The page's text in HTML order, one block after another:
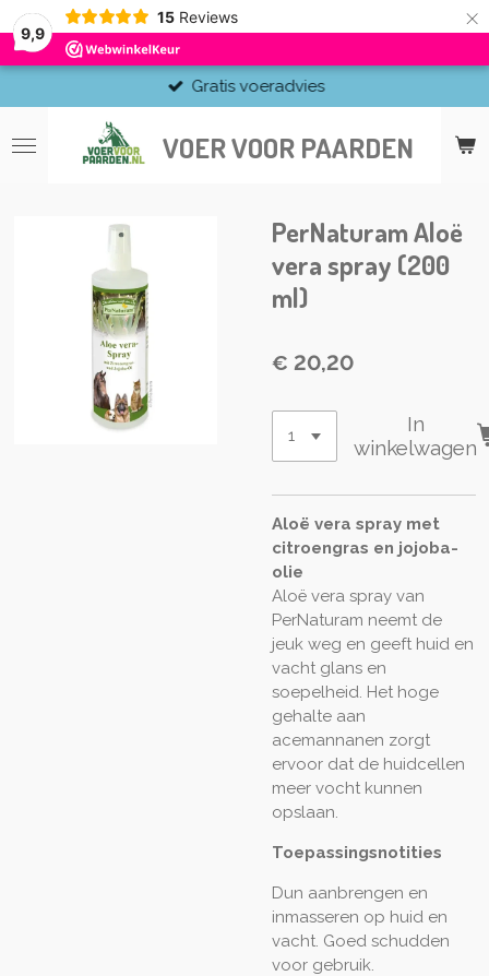
9,9
15 Reviews ×
VOER VOOR PAARDEN
Gratis voeradvies
PerNaturam Aloë
vera spray (200
ml)
€ 20,20
In
winkelwagen
Aloë vera spray met
citroengras en jojoba-
olie
Aloë vera spray van
PerNaturam neemt de
jeuk weg en geeft huid en
vacht glans en
soepelheid. Het hoge
gehalte aan
acemannanen zorgt
ervoor dat de huidcellen
meer vocht kunnen
opslaan.
Toepassingsnotities
Dun aanbrengen en
inmasseren op huid en
vacht. Goed schudden
voor gebruik.